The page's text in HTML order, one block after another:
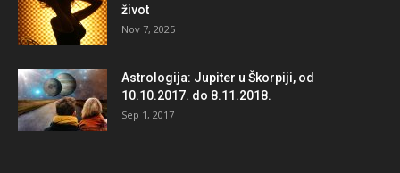
život
Nov 7, 2025
Astrologija: Jupiter u Škorpiji, od
10.10.2017. do 8.11.2018.
Sep 1, 2017